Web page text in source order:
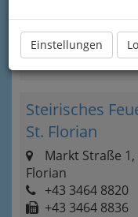
Einstellungen
Kategorien
Steirisches
St. Florian
Markt Straße
Florian
+43 3464 8820
+43 3464 8836